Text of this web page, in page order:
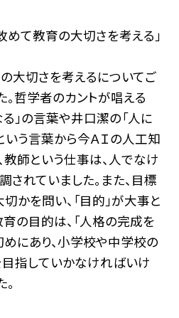
て教育の大切さを考える」
大切さを考えるについてご
哲学者のカントが唱える
」の言葉や井口潔の「人に
いう言葉から今ＡＩの人工知
師という仕事は、人でなけ
れていました。また、目標
かを問い、「目的」が大事と
の目的は、「人格の完成を
めにあり、小学校や中学校の
指していかなければいけ